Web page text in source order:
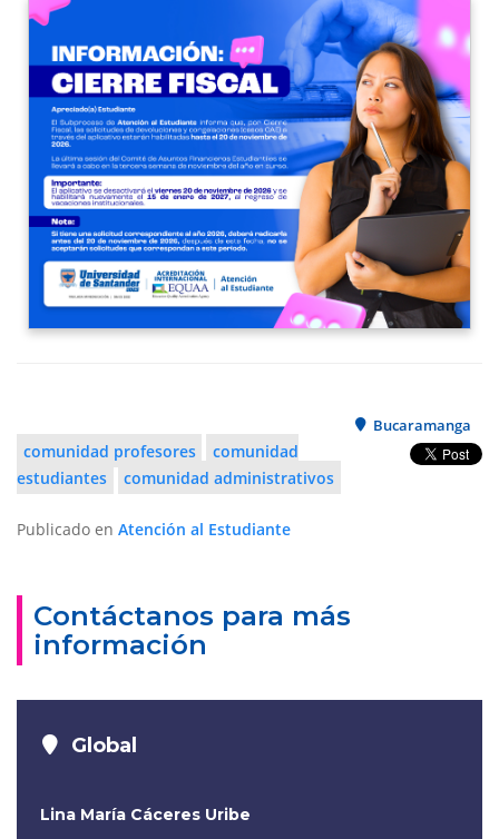
Bucaramanga
comunidad profesores
comunidad
estudiantes
comunidad administrativos
Publicado en Atención al Estudiante
Contáctanos para más
información
Global
Lina María Cáceres Uribe